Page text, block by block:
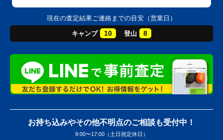
現在の査定結果ご連絡までの目安（営業日）
キャンプ 10 登山 8
お持ち込みやその他不明点のご相談も受付中！
9:00〜17:00（土日祝定休日）